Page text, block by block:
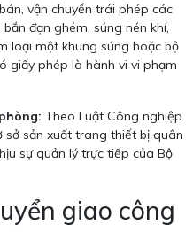
vận chuyển trái phép các
đạn ghém, súng nén khí,
loại một khung súng hoặc bộ
giấy phép là hành vi vi phạm
Theo Luật Công nghiệp
sở sản xuất trang thiết bị quân
sự quản lý trực tiếp của Bộ
giao công